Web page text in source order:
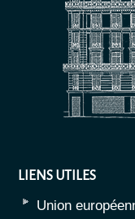
LIENS UTILES
Union